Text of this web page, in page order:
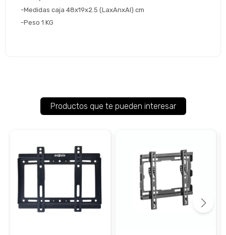
-Medidas caja 48x19x2.5 (LaxAnxAl) cm
-Peso 1 KG
Productos que te pueden interesar
Volver al inicio